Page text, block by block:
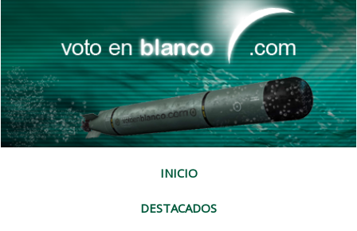
INICIO
DESTACADOS